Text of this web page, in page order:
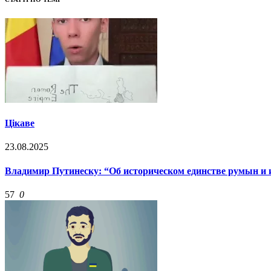
Цікаве
23.08.2025
Владимир Путинеску: “Об историческом единстве румын и
57 0